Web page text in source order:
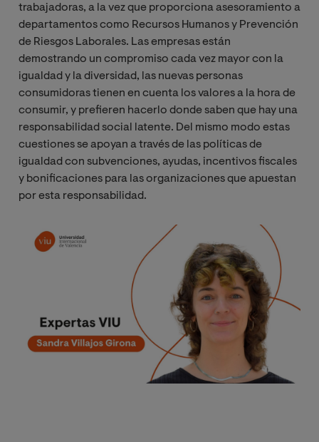
trabajadoras, a la vez que proporciona asesoramiento a
departamentos como Recursos Humanos y Prevención
de Riesgos Laborales. Las empresas están
demostrando un compromiso cada vez mayor con la
igualdad y la diversidad, las nuevas personas
consumidoras tienen en cuenta los valores a la hora de
consumir, y prefieren hacerlo donde saben que hay una
responsabilidad social latente. Del mismo modo estas
cuestiones se apoyan a través de las políticas de
igualdad con subvenciones, ayudas, incentivos fiscales
y bonificaciones para las organizaciones que apuestan
por esta responsabilidad.
Image